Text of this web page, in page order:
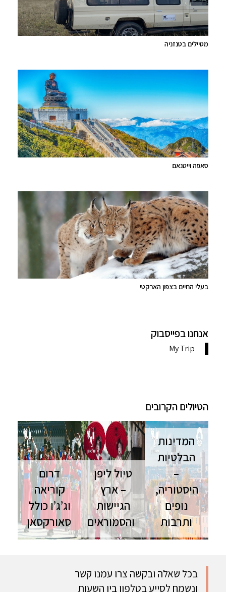
מטיילים בטנזניה
סאפה וייטנאם
בעלי החיים בצפון הארקטי
אנחנו בפייסבוק
הטיולים הקרובים
המדינות
הבלטיות
–
היסטוריה,
נופים
ותרבות
המדינות
מסע בין
תרבות, נופים
טיול ליפן
– ארץ
הגיישות
והסמוראים
טיול ליפן |
מסלול הדגל
ליפן כולל
דרום
קוריאה
וג’ג’ו כולל
סאורקסאן
טיול לדרום
בכל שאלה ובקשה צרו עמנו קשר
ונשמח לסייע בטלפון בין השעות